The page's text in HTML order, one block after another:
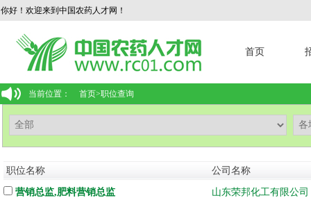
你好！欢迎来到中国农药人才网！
首页
当前位置： 首页>职位查询
职位名称 公司名称
营销总监,肥料营销总监 山东荣邦化工有限公司